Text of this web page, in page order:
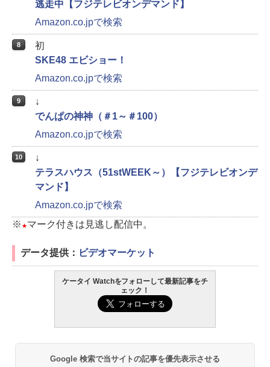
逃走中【フジテレビオンデマンド】
Amazon.co.jpで検索
8
初
SKE48 エビショー！
Amazon.co.jpで検索
9
↓
でんぱの神神（＃1～＃100）
Amazon.co.jpで検索
10
↓
テラスハウス（51stWEEK～）【フジテレビオンデ
マンド】
Amazon.co.jpで検索
※ ★ マーク付きは見逃し配信中。
データ提供： ビデオマーケット
ケータイ Watchをフォローして最新記事をチ
ェック！
Google 検索で当サイトの記事を優先表示させる